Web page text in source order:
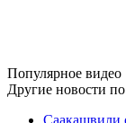
Популярное видео
Другие новости
Саакашвили